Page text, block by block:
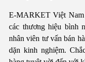
E-MARKET Việt
các thương hiệu bình
nhân viên tư vấn bán
dặn kinh nghiệm.